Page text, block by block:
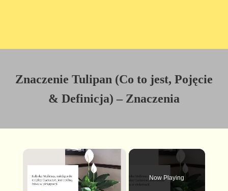
Znaczenie Tulipan (Co to jest, Pojęcie
& Definicja) – Znaczenia
Now Playing